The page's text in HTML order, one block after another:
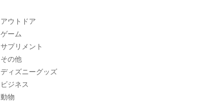
アウトドア
ゲーム
サプリメント
その他
ディズニーグッズ
ビジネス
動物